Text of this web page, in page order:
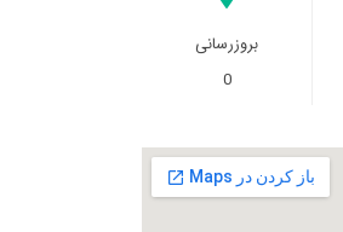
بروزرسانی
0